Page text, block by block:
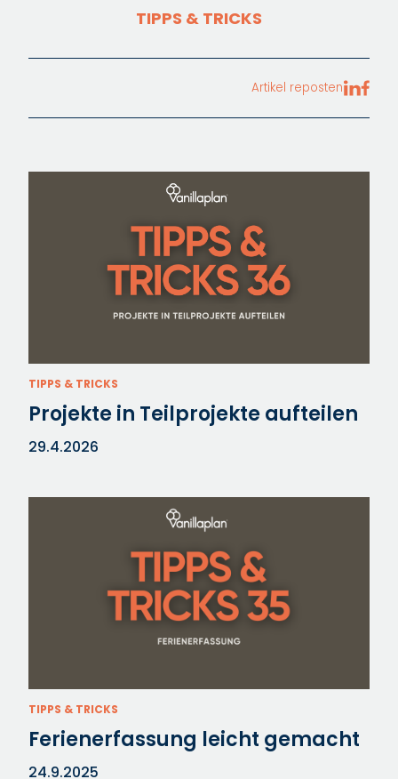
TIPPS & TRICKS
Artikel reposten
TIPPS & TRICKS
Projekte in Teilprojekte aufteilen
29.4.2026
TIPPS & TRICKS
Ferienerfassung leicht gemacht
24.9.2025